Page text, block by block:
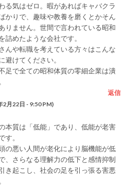
る気はゼロ。暇があればキャバクラ
かりで、趣味や教養を磨くとかそん
りません。世間で言われている昭和
詰めたような会社です。
んや転職を考えている方々はこんな
避けてください。
足で全ての昭和体質の零細企業は潰
2月22日 - 9:50 PM)
返信
本質は「低能」であり、低能が老害
す。
の悪い人間が老化により脳機能が低
、さらなる理解力の低下と感情抑制
き起こし、社会の足を引っ張る害悪